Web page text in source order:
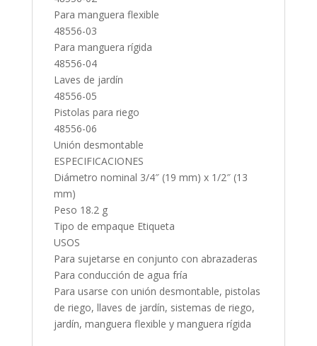
Para manguera flexible
48556-03
Para manguera rígida
48556-04
Laves de jardín
48556-05
Pistolas para riego
48556-06
Unión desmontable
ESPECIFICACIONES
Diámetro nominal 3/4″ (19 mm) x 1/2″ (13
mm)
Peso 18.2 g
Tipo de empaque Etiqueta
USOS
Para sujetarse en conjunto con abrazaderas
Para conducción de agua fría
Para usarse con unión desmontable, pistolas
de riego, llaves de jardín, sistemas de riego,
jardín, manguera flexible y manguera rígida